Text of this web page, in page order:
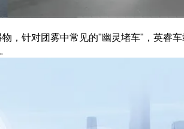
，针对团雾中常见的"幽灵堵车"，英睿